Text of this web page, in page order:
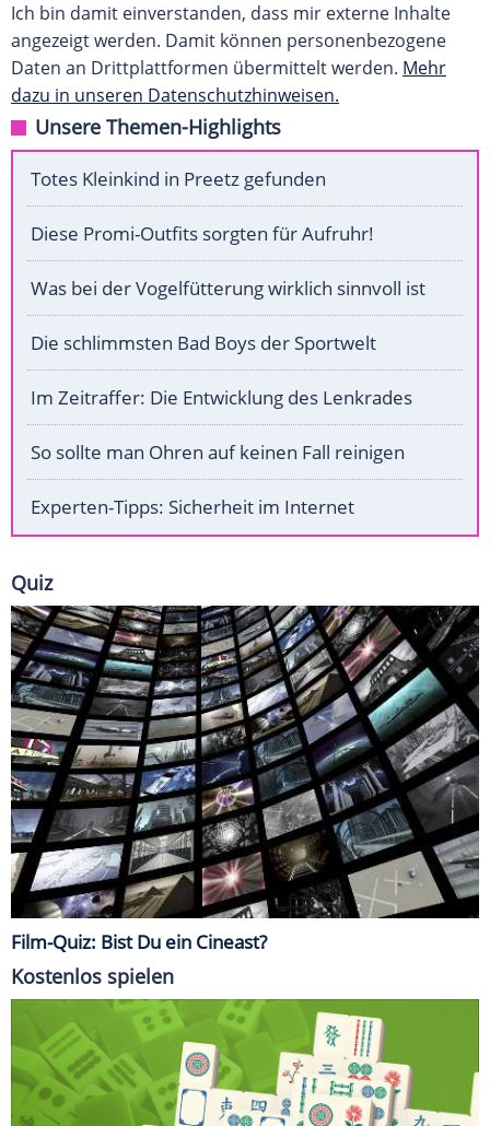
Ich bin damit einverstanden, dass mir externe Inhalte
angezeigt werden. Damit können personenbezogene
Daten an Drittplattformen übermittelt werden. Mehr
dazu in unseren Datenschutzhinweisen.
Unsere Themen-Highlights
Totes Kleinkind in Preetz gefunden
Diese Promi-Outfits sorgten für Aufruhr!
Was bei der Vogelfütterung wirklich sinnvoll ist
Die schlimmsten Bad Boys der Sportwelt
Im Zeitraffer: Die Entwicklung des Lenkrades
So sollte man Ohren auf keinen Fall reinigen
Experten-Tipps: Sicherheit im Internet
Quiz
Film-Quiz: Bist Du ein Cineast?
Kostenlos spielen